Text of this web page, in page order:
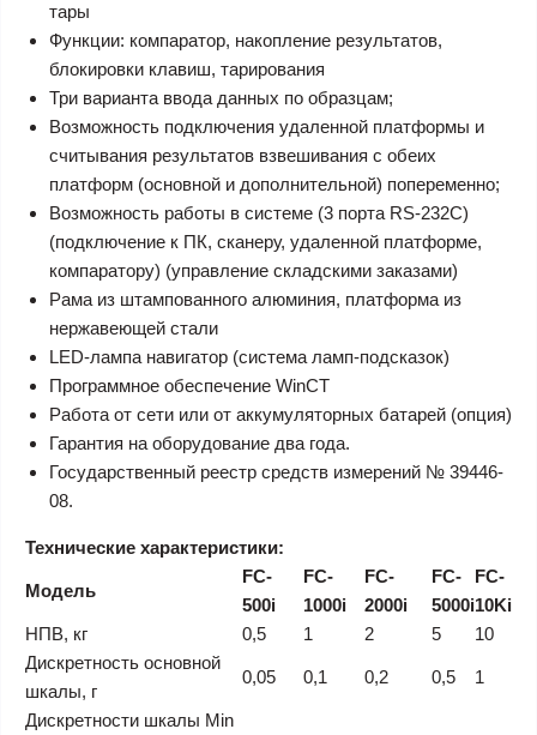
тары
Функции: компаратор, накопление результатов,
блокировки клавиш, тарирования
Три варианта ввода данных по образцам;
Возможность подключения удаленной платформы и
считывания результатов взвешивания с обеих
платформ (основной и дополнительной) попеременно;
Возможность работы в системе (3 порта RS-232C)
(подключение к ПК, сканеру, удаленной платформе,
компаратору) (управление складскими заказами)
Рама из штампованного алюминия, платформа из
нержавеющей стали
LED-лампа навигатор (система ламп-подсказок)
Программное обеспечение WinCT
Работа от сети или от аккумуляторных батарей (опция)
Гарантия на оборудование два года.
Государственный реестр средств измерений № 39446-
08.
Технические характеристики:
Модель
FC-
500i
FC-
1000i
FC-
2000i
FC-
5000i
FC-
10Ki
НПВ, кг
0,5 1 2 5
10
Дискретность основной
шкалы, г
0,05 0,1 0,2 0,5 1
Дискретности шкалы Min